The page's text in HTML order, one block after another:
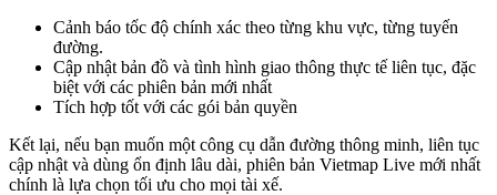
Cảnh báo tốc độ chính xác theo từng khu vực, từng tuyến
đường.
Cập nhật bản đồ và tình hình giao thông thực tế liên tục, đặc
biệt với các phiên bản mới nhất
Tích hợp tốt với các gói bản quyền
Kết lại, nếu bạn muốn một công cụ dẫn đường thông minh, liên tục
cập nhật và dùng ổn định lâu dài, phiên bản Vietmap Live mới nhất
chính là lựa chọn tối ưu cho mọi tài xế.